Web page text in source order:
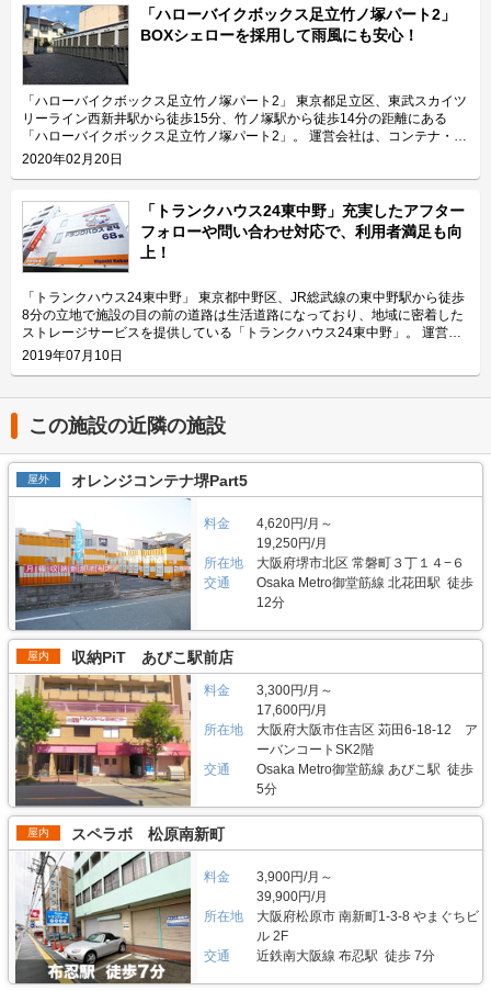
ージ北上野」の特長を教えてください。 東京メトロ日比谷線の入谷駅から
徒歩4分、JR山手線の鶯谷駅から徒歩10分の場所に位置する「ハローバイク
ガレージ北上野」。駅近なバイク駐車スペースであり、24時間365日ご利用
頂けます。広さ2.25帖・幅130cm・奥行き270cmのスペースをご用意して
おり、大型バイクの駐車にも対応可能です。また、屋内型トランクルーム
「ハローストレージ北上野」と隣接していてパーツやメンテナンス用品の収
納にご利用頂けます。ツーリングにお出掛する際にも大変便利です。 主に
どんな方がご利用されているのでしょうか？ 主に入谷駅周辺エリアを中心
とした近隣エリアの方々にご利用頂いています。「ハローバイクガレージ北
上野」は鶯谷や上野、稲荷町、田原町などからもアクセス良好なバイク専用
施設なので、近隣エリアのライダーから人気があります。大きめの駐車スペ
ースのため、アメリカンクルーザー、レーサー・スポーツタイプ、ビッグス
クーターなど、高級車や大型車の保管にもご利用頂いております。 セキュ
リティや安全面について教えてください。 「ハローバイクガレージ北上
野」は屋内タイプで雨風を防ぐことができ、また、電動シャッターや防犯カ
メラなどを設置しているためセキュリテイ面もしっかりしているので、盗難
やイタズラから愛車を守りたい、大切なバイクを雨風で汚したくない方にお
すすめです。 費用や契約について教えてください。 月額17,400円（税込）
の価格でバイク1台を駐車できます。施設の詳細な仕様については事前内覧
をおすすめ致します。ご契約の前に駐車スペースや立地など確認頂けます。
契約時はバイクのメーカー・車種・ナンバーを確認していますが、これから
バイクを購入する方はお問い合わせの際にお知らせください。時期によって
は使用料や事務手数料がお得になるキャンペーンも実施していますので、
LIFULLトランクルームのメール又は電話にてお問い合わせください。 編集
後記 「ハローバイクガレージ北上野」は駅から近くて万全なセキュリティ
はお早めにお問い合わせした方が良さそうだ。 運営会社は東証マザーズ上
場企業でもあるエリアリンク株式会社。2016年頃、西東京エリアで試験的
にはじめた駐車場タイプのバイクパーキングは当初ここまでの拡大を予想し
ていなかったとのことだが、順調に拡大を続け、現在、都内を中心に1,000
台分ほどスペースを管理している（2020年1月現在）。その運営ノウハウが
ある「ハローバイクガレージ北上野」は、誰もが安心して利用できる施設な
ので、愛車を守りたい近隣エリアの方は要チェックなスポットではないかと
思った。
「ハローバイクボックス足立竹ノ塚パート2」
BOXシェローを採用して雨風にも安心！
「ハローバイクボックス足立竹ノ塚パート2」 東京都足立区、東武スカイツ
リーライン西新井駅から徒歩15分、竹ノ塚駅から徒歩14分の距離にある
「ハローバイクボックス足立竹ノ塚パート2」。 運営会社は、コンテナ・ス
トレージ業界でトップレベルのシェアを誇り、東証マザーズにも上場してい
るエリアリンク株式会社です。 今回は、エリアリンク株式会社が運営して
ご紹介致します。 「ハローバイクボックス足立竹ノ塚パート2」の特長を教
えてください。 ボックスタイプの「ハローバイクボックス足立竹ノ塚パー
ト2」は、国道4号線から車でアクセスしやすい立地にある施設です。 広さ2
帖・幅110cm・奥行き252cm・高さ197cmのバイクボックスが17室ご用意
しており、24時間365日自由にご利用頂けます。 エリアリンク株式会社の
「ハローバイクボックス」は全国のライダー様から愛されているBOXシェ
ローを採用した施設のため、風雨による汚れや浸食に強いのが特長です。幅
広いラダーレールが付いており、バイクの乗り入れが簡単です。また、ボッ
クス内には棚を設置しておりますので、ヘルメットなどの小物を置くことも
可能です。パーツやメンテナンス用品も収納できるのでとても便利です。
主にどんな方がご利用されているのでしょうか？ 東武伊勢崎線やつくばエ
クスプレス線が通る足立区内にお住いのライダーの方を中心にご利用頂いて
おります。主にアメリカンクルーザーやビッグスクーター、レーサー・スポ
ーツタイプなど高級車又は大型車の保管が多くみられます。 セキュリティ
や安全面について教えてください。 「ハローバイクボックス足立竹ノ塚パ
ート2」はBOXシェローを採用した施設のため屋外タイプのバイクパーキン
グと違って雨風を防ぐことができ、盗難のリスクも抑えることができます。
各バイクボックスにバイクを収納するタイプなので、他の方のバイクを気に
する必要がありません。セキュリティ面としてバイクボックスの扉に南京錠
をつけており、安心してバイクを保管できる収納スペースです。また、施設
内には外灯照明も完備していますので、夜間でもバイクを出し入れしやすい
環境です。 費用や契約について教えてください。 月額11,300円（税込）の
価格でバイクボックスをご利用頂けます。「ハローバイクボックス足立竹ノ
塚パート2」は施設見学が可能なので、バイクボックスの大きさや立地が気
になる方は見学を申し込みください。契約時はバイクのナンバーを確認して
います。これからバイクを購入する方はお問い合わせの際にお知らせくださ
い。時期によっては月額使用料や事務手数料がお得になるキャンペーンも実
施していますので、LIFULLトランクルームの施設詳細ページをご覧くださ
い。 編集後記 現在、都内を中心に約1,000台（2020年1月現在）のバイク専
用スペースを管理しているエリアリンク株式会社。2016年頃、西東京エリ
アで試験的にはじめた駐車場タイプのバイクパーキングは当初ここまでの拡
大を予想していなかったとのことだが、順調に拡大を続けているという。人
気施設の一つである足立区の「ハローバイクボックス足立竹ノ塚パート2」
は、風雨による汚れや浸食防止に強いBOXシェローを採用しており、東証
マザーズ上場企業が運営しているバイク専用のスペースなので、安心して利
用できると思った。
2020年02月20日
「トランクハウス24東中野」充実したアフター
フォローや問い合わせ対応で、利用者満足も向
上！
「トランクハウス24東中野」 東京都中野区、JR総武線の東中野駅から徒歩
8分の立地で施設の目の前の道路は生活道路になっており、地域に密着した
ストレージサービスを提供している「トランクハウス24東中野」。 運営会
社はエリアリンク株式会社。コンテナ・ストレージ業界でトップシェアを誇
り、東証マザーズにも上場している会社です。全国に展開しているレンタル
に利用されています。 今回は、エリアリンク株式会社が運営している「ト
ランクハウス24東中野」の特徴や利用用途の傾向、会社の想いなどをご紹
介します。 トランクハウス24東中野の特徴を教えてください。 2018年12
月にオープンした「トランクハウス24東中野」。1階〜4階まで1軒まるごと
トランクルームで、部屋の大きさは0.9帖のコンパクトサイズから9.8帖の大
きいサイズまで展開しています。24時間365日利用でき、セキュリティも空
や機材・備品など法人利用まで幅広い用途にご利用いただけます。 主にど
んな方がご利用されているのでしょうか？ お客様は店舗から1.5キロ圏内に
お住いの方がほとんどです。他社であれば3キロ圏内程か車で移動する場所
にあることが多いのですが、「トランクハウス24」は住宅街の生活道路に
面しているため地域に密着した運営ができています（ご自宅から車で荷物を
運送するサービスも利用可能）。また、利用用途で多いのはファミリー層の
他、都心の店舗は一人暮らしの若い方や女性、法人企業にも利用いただいて
います。任意に調査したユーザーインタビューでは「一度使うと便利さが分
かった」という声も多く、衣類や本などの趣味や生活用品を自宅以外の押入
れに入れておく感覚で中長期的に利用されている傾向があります。 セキュ
リティや安全面について教えてください。 トランクハウス24で細心の注意
を払っているのが空気の流れ。外が寒いから中は暖かくではなく、結露やカ
ビができないように温度調整が必要で、その鍵を握るのが、各階に数点設置
しているサーキュレーター。風を送り込み部屋の空気を循環させることで荷
物を保管するのに最適な環境を1年中作り出しています。また、トランクハ
ウス24東中野店では、スマートキーや専用アプリによる鍵の解錠施錠にも
対応。警備会社と契約をしているため、万が一のことがあっても対応できる
ことはもちろん、小さなトラブルでも問い合わせれば、自社の物件管理部隊
がすぐに駆けつける体制も整備しています。 費用や契約について教えてく
ださい。 簡単手続き。スマートキーを採用したことで、その場で専用アプ
リを使って施設のエントランスキーを解錠でき、スタッフの立会いがなくて
もスムーズに内覧できます。また、Webやスマホのみでも契約申し込みが
できるので、最短即日利用も可能です。不明点があれば、お気軽にお問い合
わせください。 編集後記 誰もが知っているキャラクター「キティちゃん」
がビル正面に大きく貼られているトランクハウス24。インパクトがありな
がらも、街の景色に馴染んでいる親しみやすい印象を受けた。2018年から
開始した新しいトランクルームのサービスだが、そのはじめたきっかけをお
2019年07月10日
この施設の近隣の施設
屋外 オレンジコンテナ堺Part5
料金
4,620円/月～
19,250円/月
所在地
大阪府堺市北区 常磐町３丁１４−６
交通
Osaka Metro御堂筋線 北花田駅 徒歩
12分
屋内 収納PiT あびこ駅前店
料金
3,300円/月～
17,600円/月
所在地
大阪府大阪市住吉区 苅田6-18-12 ア
ーバンコートSK2階
交通
Osaka Metro御堂筋線 あびこ駅 徒歩
5分
屋内 スペラボ 松原南新町
料金
3,900円/月～
39,900円/月
所在地
大阪府松原市 南新町1-3-8 やまぐちビ
ル 2F
交通
近鉄南大阪線 布忍駅 徒歩 7分